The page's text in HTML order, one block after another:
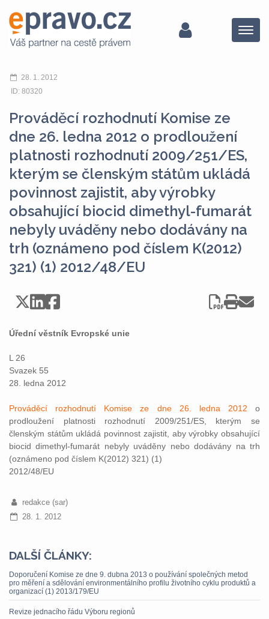
Menu
28. 1. 2012
ID: 80320
Prováděcí rozhodnutí Komise ze
dne 26. ledna 2012 o prodloužení
platnosti rozhodnutí 2009/251/ES,
kterým se členským státům ukládá
povinnost zajistit, aby výrobky
obsahující biocid dimethyl-fumarát
nebyly uváděny nebo dodávány na
trh (oznámeno pod číslem K(2012)
321) (1) 2012/48/EU
Úřední věstník Evropské unie
L 26
Svazek 55
28. ledna 2012
Prováděcí rozhodnutí Komise ze dne 26. ledna 2012 o
prodloužení platnosti rozhodnutí 2009/251/ES, kterým se
členským státům ukládá povinnost zajistit, aby výrobky obsahující
biocid dimethyl-fumarát nebyly uváděny nebo dodávány na trh
(oznámeno pod číslem K(2012) 321) (1)
2012/48/EU
redakce (sar)
28. 1. 2012
DALŠÍ ČLÁNKY:
Doporučení Komise ze dne 9. dubna 2013 o používání společných metod
pro měření a sdělování environmentálního profilu životního cyklu produktů a
organizací (1) 2013/179/EU
Revize jednacího řádu Výboru regionů